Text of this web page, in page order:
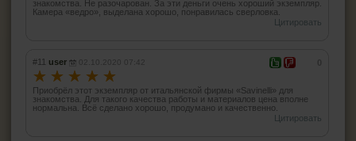
знакомства. Не разочарован. За эти деньги очень хороший экземпляр.
Камера «ведро», выделана хорошо, понравилась сверловка.
Цитировать
#11 user 02.10.2020 07:42
☆ ☆ ☆ ☆ ☆
Приобрёл этот экземпляр от итальянской фирмы «Savinelli» для
знакомства. Для такого качества работы и материалов цена вполне
нормальна. Всё сделано хорошо, продумано и качественно.
Цитировать